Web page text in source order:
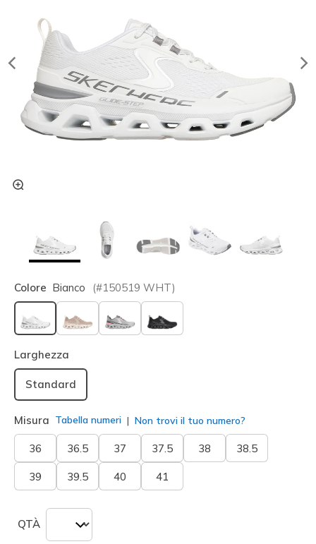
Colore Bianco (#150519 WHT)
selezionato
Larghezza
Standard
Misura Tabella numeri Non trovi il tuo numero?
36 36.5 37 37.5 38 38.5
39 39.5 40 41
QTÀ